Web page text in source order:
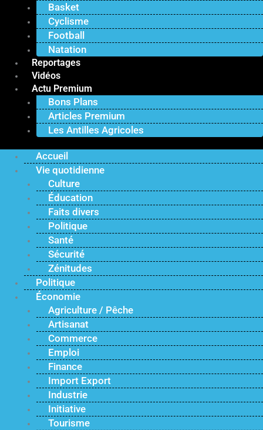
Basket
Cyclisme
Football
Natation
Reportages
Vidéos
Actu Premium
Bons Plans
Articles Premium
Les Antilles Agricoles
Accueil
Vie quotidienne
Culture
Éducation
Faits divers
Politique
Santé
Sécurité
Zénitudes
Politique
Économie
Agriculture / Pêche
Artisanat
Commerce
Emploi
Finance
Import Export
Industrie
Initiative
Tourisme